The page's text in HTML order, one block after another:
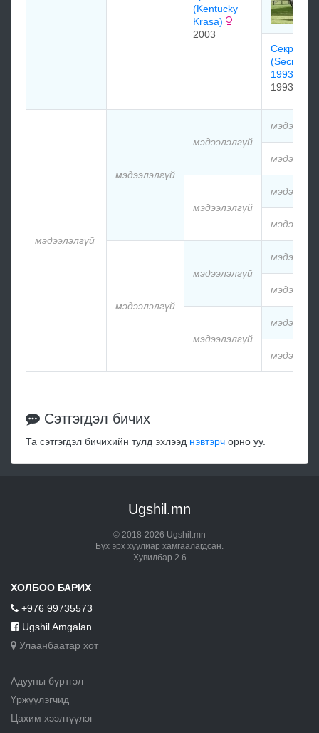
(Kentucky
Krasa)
2003
Ceкрeт
(Secret
1993)
1993
мэдээлэлгүй
мэдээлэлгүй
мэдээлэлгүй
мэдээлэлгүй
мэдээлэлгүй
мэдээлэлгүй
мэдээлэлгүй
Сэтгэгдэл бичих
Та сэтгэгдэл бичихийн тулд эхлээд нэвтэрч орно уу.
Ugshil.mn
© 2018-2026 Ugshil.mn
Бүх эрх хуулиар хамгаалагдсан.
Хувилбар 2.6
ХОЛБОО БАРИХ
+976 99735573
Ugshil Amgalan
Улаанбаатар хот
Адууны бүртгэл
Үржүүлэгчид
Цахим хээлтүүлэг